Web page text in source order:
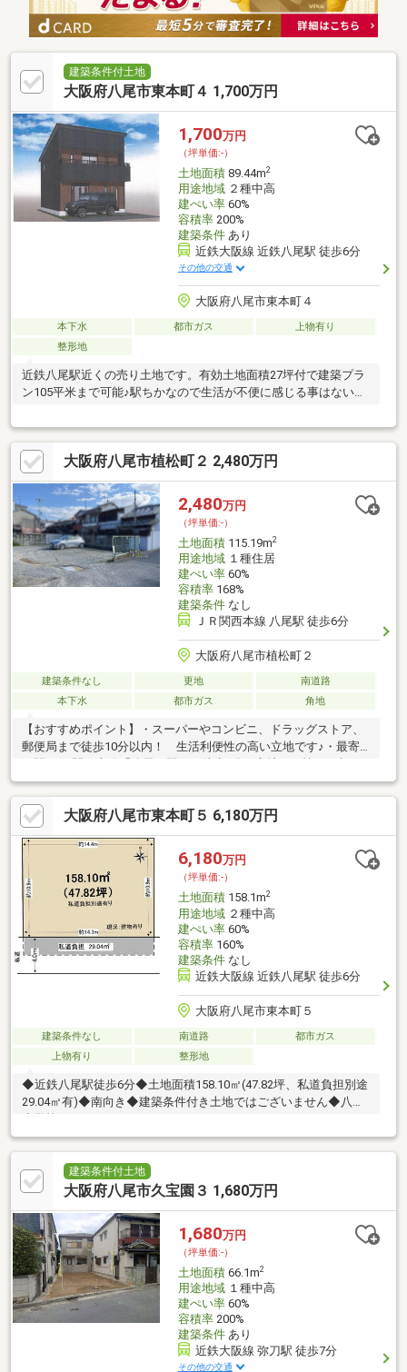
建築条件付土地
大阪府八尾市東本町４ 1,700万円
1,700万円
（坪単価:-）
土地面積89.44m2
用途地域２種中高
建ぺい率60%
容積率200%
建築条件あり
近鉄大阪線 近鉄八尾駅 徒歩6分
その他の交通
大阪府八尾市東本町４
本下水 都市ガス
上物有り
整形地
近鉄八尾駅近くの売り土地です。有効土地面積27坪付で建築プラ
ン105平米まで可能♪駅ちかなので生活が不便に感じる事はないで
大阪府八尾市植松町２ 2,480万円
2,480万円
（坪単価:-）
土地面積115.19m2
用途地域１種住居
建ぺい率60%
容積率168%
建築条件なし
ＪＲ関西本線 八尾駅 徒歩6分
大阪府八尾市植松町２
建築条件なし 更地
南道路
本下水
都市ガス 角地
【おすすめポイント】・スーパーやコンビニ、ドラッグストア、
郵便局まで徒歩10分以内！ 生活利便性の高い立地です♪・最寄
遅い帰宅時にも便利です♪・小学校やお近くの保育園まで徒歩6分
の立地！ 子育て環境も充実♪【交通】・JR関西本線「八尾」駅
徒歩6分【周辺施設】・八尾市立永畑小学校まで430ｍ（徒歩6
分）・八尾市立龍華中学校まで1480ｍ（徒歩19分）・トレジャー
キッズながはた保育園まで450ｍ（徒歩6分）・サンディ陽光園店
まで710ｍ（徒歩9分）・セブンイレブン八尾相生町2丁目店まで
450ｍ（徒歩6分）
大阪府八尾市東本町５ 6,180万円
6,180万円
（坪単価:-）
土地面積158.1m2
用途地域２種中高
建ぺい率60%
容積率160%
建築条件なし
近鉄大阪線 近鉄八尾駅 徒歩6分
大阪府八尾市東本町５
建築条件なし 南道路
都市ガス
上物有り
整形地
◆近鉄八尾駅徒歩6分◆土地面積158.10㎡(47.82坪、私道負担別途
29.04㎡有)◆南向き◆建築条件付き土地ではございません◆八尾
小学校まで795ｍ
建築条件付土地
大阪府八尾市久宝園３ 1,680万円
1,680万円
（坪単価:-）
土地面積66.1m2
用途地域１種中高
建ぺい率60%
容積率200%
建築条件あり
近鉄大阪線 弥刀駅 徒歩7分
その他の交通